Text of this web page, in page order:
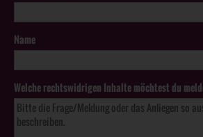
Name
Welche rechtswidrigen Inhalte möchtest du